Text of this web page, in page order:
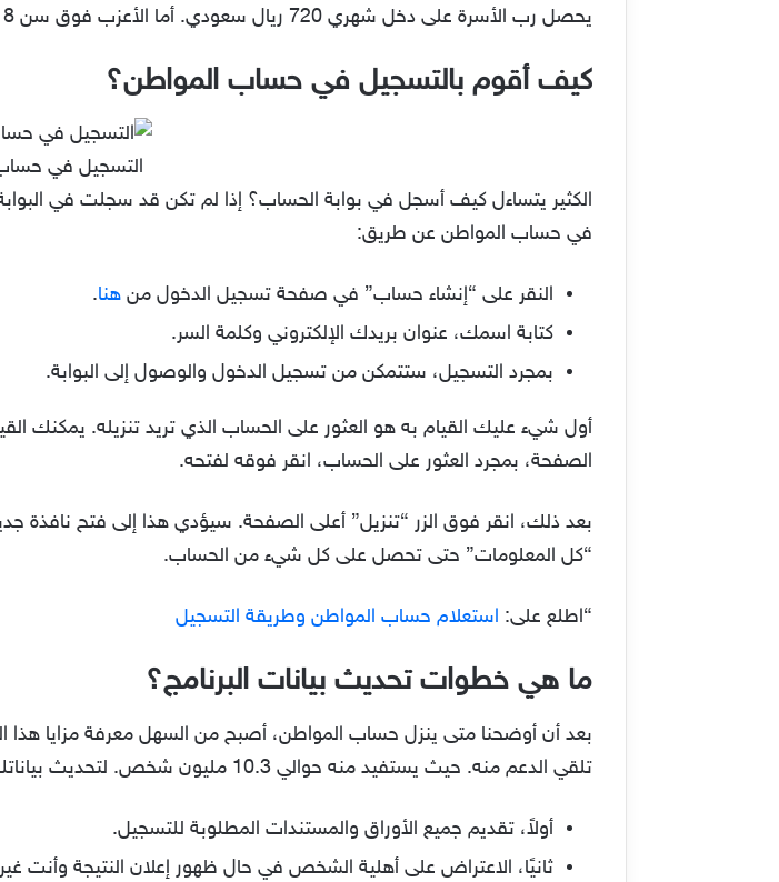
يحصل رب الأسرة على دخل شهري 720 ريال سعودي. أما الأعزب فوق سن 18 سنة يحصل على دعم شهري 360 ريال سعودي.
كيف أقوم بالتسجيل في حساب المواطن؟
التسجيل في
الكثير يتساءل كيف أسجل في بوابة الحساب؟ إذا لم تكن قد سجلت في
في حساب المواطن عن طريق:
النقر على “إنشاء حساب” في صفحة تسجيل الدخول من هنا.
كتابة اسمك، عنوان بريدك الإلكتروني وكلمة السر.
بمجرد التسجيل، ستتمكن من تسجيل الدخول والوصول إلى البوابة.
أول شيء عليك القيام به هو العثور على الحساب الذي تريد تنزيله.
الصفحة، بمجرد العثور على الحساب، انقر فوقه لفتحه.
بعد ذلك، انقر فوق الزر “تنزيل” أعلى الصفحة. سيؤدي هذا إلى فتح نافذة
“كل المعلومات” حتى تحصل على كل شيء من الحساب.
“اطلع على: استعلام حساب المواطن وطريقة التسجيل
ما هي خطوات تحديث بيانات البرنامج؟
بعد أن أوضحنا متى ينزل حساب المواطن، أصبح من السهل معرفة مزايا هذا
تلقي الدعم منه. حيث يستفيد منه حوالي 10.3 مليون شخص. لتحديث بياناتك، يجب عليك اتباع الخطوات التالية:
أولاً، تقديم جميع الأوراق والمستندات المطلوبة للتسجيل.
ثانيًا، الاعتراض على أهلية الشخص في حال ظهور إعلان النتيجة وأنت